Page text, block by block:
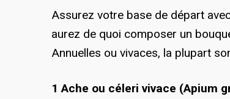
Assurez votre base de départ
aurez de quoi composer un
Annuelles ou vivaces, la plupart
1 Ache ou céleri vivace (Apium